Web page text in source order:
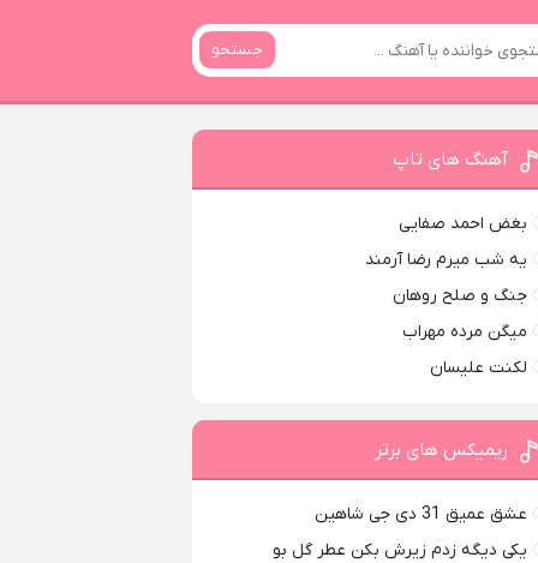
جستجو
آهنگ های تاپ
بغض احمد صفایی
یه شب میرم رضا آرمند
جنگ و صلح روهان
میگن مرده مهراب
لکنت علیسان
ریمیکس های برتر
عشق عمیق 31 دی جی شاهین
یکی دیگه زدم زیرش بکن عطر گل بو